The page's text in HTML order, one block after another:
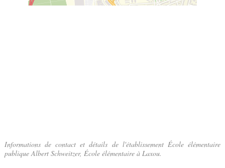
Informations de contact et détails de l'établissement École élémentaire
publique Albert Schweitzer, École élémentaire à Laxou.